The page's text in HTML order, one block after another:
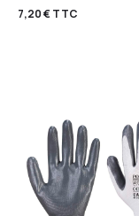
7,20€TTC